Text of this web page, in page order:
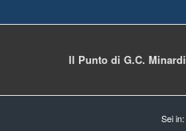
Il Punto di G.C. Minardi
Sei in: